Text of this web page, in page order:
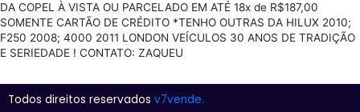
DA COPEL À VISTA OU PARCELADO EM ATÉ 18x de R$187,00
SOMENTE CARTÃO DE CRÉDITO *TENHO OUTRAS DA HILUX 2010;
F250 2008; 4000 2011 LONDON VEÍCULOS 30 ANOS DE TRADIÇÃO
E SERIEDADE ! CONTATO: ZAQUEU
Todos direitos reservados v7vende.